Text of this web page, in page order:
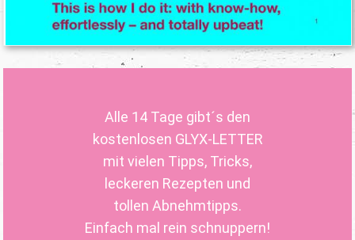
Alle 14 Tage gibt´s den
kostenlosen GLYX-LETTER
mit vielen Tipps, Tricks,
leckeren Rezepten und
tollen Abnehmtipps.
Einfach mal rein schnuppern!